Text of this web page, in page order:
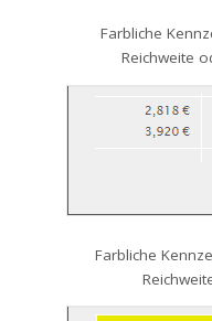
Farbliche
Reichweite
Farbliche